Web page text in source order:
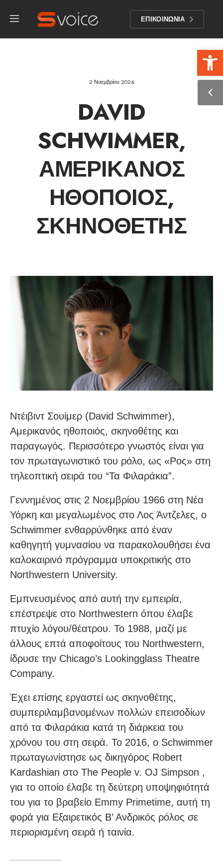
ΕΠΙΚΟΙΝΩΝΙΑ
2 Νοεμβρίου 2024
DAVID
SCHWIMMER,
ΑΜΕΡΙΚΑΝΌΣ
ΗΘΟΠΟΙΌΣ,
ΣΚΗΝΟΘΈΤΗΣ
Ντέιβιντ Σουίμερ (David Schwimmer),
Αμερικανός ηθοποιός, σκηνοθέτης και
παραγωγός. Περισσότερο γνωστός είναι για
τον πρωταγωνιστικό του ρόλο, ως «Ρος» στη
τηλεοπτική σειρά του “Τα Φιλαράκια”.
Γεννημένος στις 2 Νοεμβρίου 1966 στη Νέα
Υόρκη και μεγαλωμένος στο Λος Άντζελες, ο
Schwimmer ενθαρρύνθηκε από έναν
καθηγητή γυμνασίου να παρακολουθήσει ένα
καλοκαιρινό πρόγραμμα υποκριτικής στο
Northwestern University.
Εμπνευσμένος από αυτή την εμπειρία,
επέστρεψε στο Northwestern όπου έλαβε
πτυχίο λόγου/θέατρου. Το 1988, μαζί με
άλλους επτά αποφοίτους του Northwestern,
ίδρυσε την Chicago’s Lookingglass Theatre
Company.
Έχει επίσης εργαστεί ως σκηνοθέτης,
συμπεριλαμβανομένων πολλών επεισοδίων
από τα Φιλαράκια κατά τη διάρκεια του
χρόνου του στη σειρά. Το 2016, ο Schwimmer
πρωταγωνίστησε ως δικηγόρος Robert
Kardashian στο The People v. OJ Simpson ,
για το οποίο έλαβε τη δεύτερη υποψηφιότητά
του για το βραβείο Emmy Primetime, αυτή τη
φορά για Εξαιρετικός Β’ Ανδρικός ρόλος σε
περιορισμένη σειρά ή ταινία.